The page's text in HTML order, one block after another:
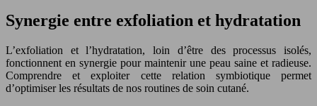
Synergie entre exfoliation et hydratation
L’exfoliation et l’hydratation, loin d’être des processus isolés,
fonctionnent en synergie pour maintenir une peau saine et radieuse.
Comprendre et exploiter cette relation symbiotique permet
d’optimiser les résultats de nos routines de soin cutané.